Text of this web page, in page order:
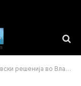
ќе се најдат пред пратениците